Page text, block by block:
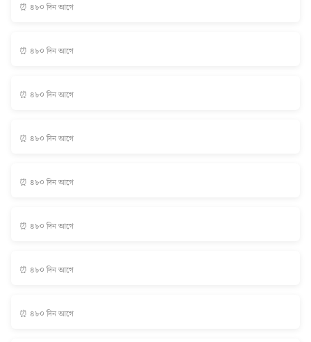
⏰ ৪৮০ দিন আগে
⏰ ৪৮০ দিন আগে
⏰ ৪৮০ দিন আগে
⏰ ৪৮০ দিন আগে
⏰ ৪৮০ দিন আগে
⏰ ৪৮০ দিন আগে
⏰ ৪৮০ দিন আগে
⏰ ৪৮০ দিন আগে